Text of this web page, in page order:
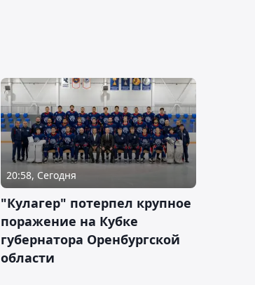
20:58, Сегодня
"Кулагер" потерпел крупное
поражение на Кубке
губернатора Оренбургской
области